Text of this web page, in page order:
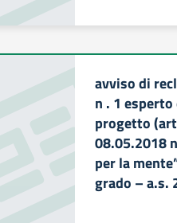
avviso di
n . 1
progetto
08.05.2018
per la
grado – a.s.